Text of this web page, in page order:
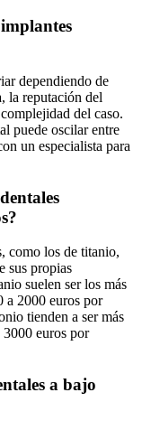
dependiendo de
la reputación del
del caso.
puede oscilar entre
un especialista para
como los de titanio,
sus propias
suelen ser los más
a 2000 euros por
tienden a ser más
3000 euros por
a bajo